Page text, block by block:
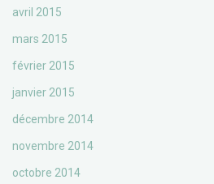
avril 2015
mars 2015
février 2015
janvier 2015
décembre 2014
novembre 2014
octobre 2014